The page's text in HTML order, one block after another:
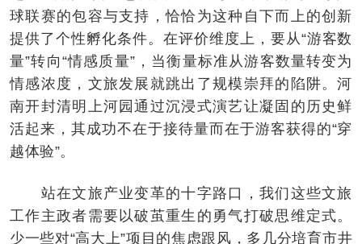
球联赛的包容与支持，恰恰为这种自下而上的创新
提供了个性孵化条件。在评价维度上，要从“游客数
量”转向“情感质量”，当衡量标准从游客数量转变为
情感浓度，文旅发展就跳出了规模崇拜的陷阱。河
南开封清明上河园通过沉浸式演艺让凝固的历史鲜
活起来，其成功不在于接待量而在于游客获得的“穿
越体验”。
站在文旅产业变革的十字路口，我们这些文旅
工作主政者需要以破茧重生的勇气打破思维定式。
少一些对“高大上”项目的焦虑跟风，多几分培育市井